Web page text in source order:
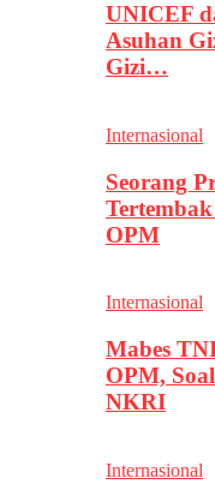
UNICEF
Asuhan
Gizi…
Internasional
Seorang
OPM
Internasional
Mabes
OPM,
NKRI
Internasional